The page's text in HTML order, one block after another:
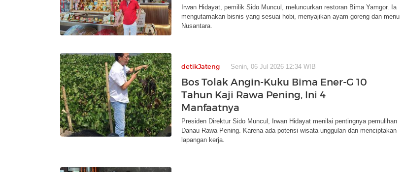
Irwan Hidayat, pemilik Sido Muncul, meluncurkan restoran Bima Yamgor. Ia
mengutamakan bisnis yang sesuai hobi, menyajikan ayam goreng dan menu
Nusantara.
detikJateng Senin, 06 Jul 2026 12:34 WIB
Bos Tolak Angin-Kuku Bima Ener-G 10
Tahun Kaji Rawa Pening, Ini 4
Manfaatnya
Presiden Direktur Sido Muncul, Irwan Hidayat menilai pentingnya pemulihan
Danau Rawa Pening. Karena ada potensi wisata unggulan dan menciptakan
lapangan kerja.